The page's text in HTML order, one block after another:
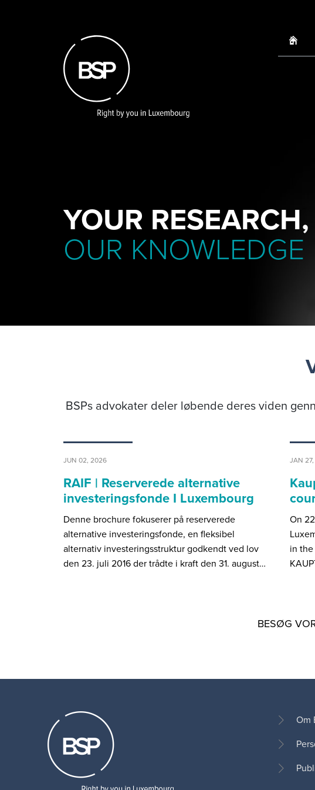
Main
navigation
YOUR RESEARCH,
OUR KNOWLEDGE
BSPs advokater deler løbende deres viden
JUN 02, 2026
RAIF | Reserverede alternative
investeringsfonde I Luxembourg
Denne brochure fokuserer på reserverede
alternative investeringsfonde, en fleksibel
alternativ investeringsstruktur godkendt ved lov
den 23. juli 2016 der trådte i kraft den 31. august…
JAN
On
in
BESØG
Footer
Om